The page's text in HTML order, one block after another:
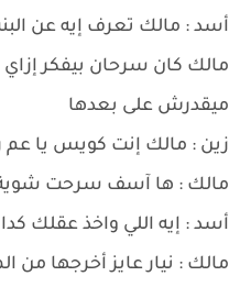
أسد : مالك تعرف إيه عن
مالك كان سرحان بيفكر إزاي
ميقدرش على بعدها
زين : مالك إنت كويس يا عم
مالك : ها آسف سرحت
أسد : إيه اللي واخذ عقلك
مالك : نيار عايز أخرجها من